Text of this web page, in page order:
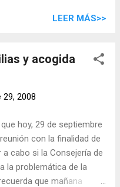
Palmas la ampliación en
un carril bici, y podría
coches (como en
se han ido sumando,
político de las
el comienzo de
la concejala del Distrito
LEER MÁS>>
y acogida
2008
hoy, 29 de septiembre
con la finalidad de
cabo si la Consejería de
la problemática de la
que mañana